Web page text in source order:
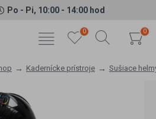
Po - Pi, 10:00 - 14:00 hod
0 0
Kadernícke prístroje Sušiace